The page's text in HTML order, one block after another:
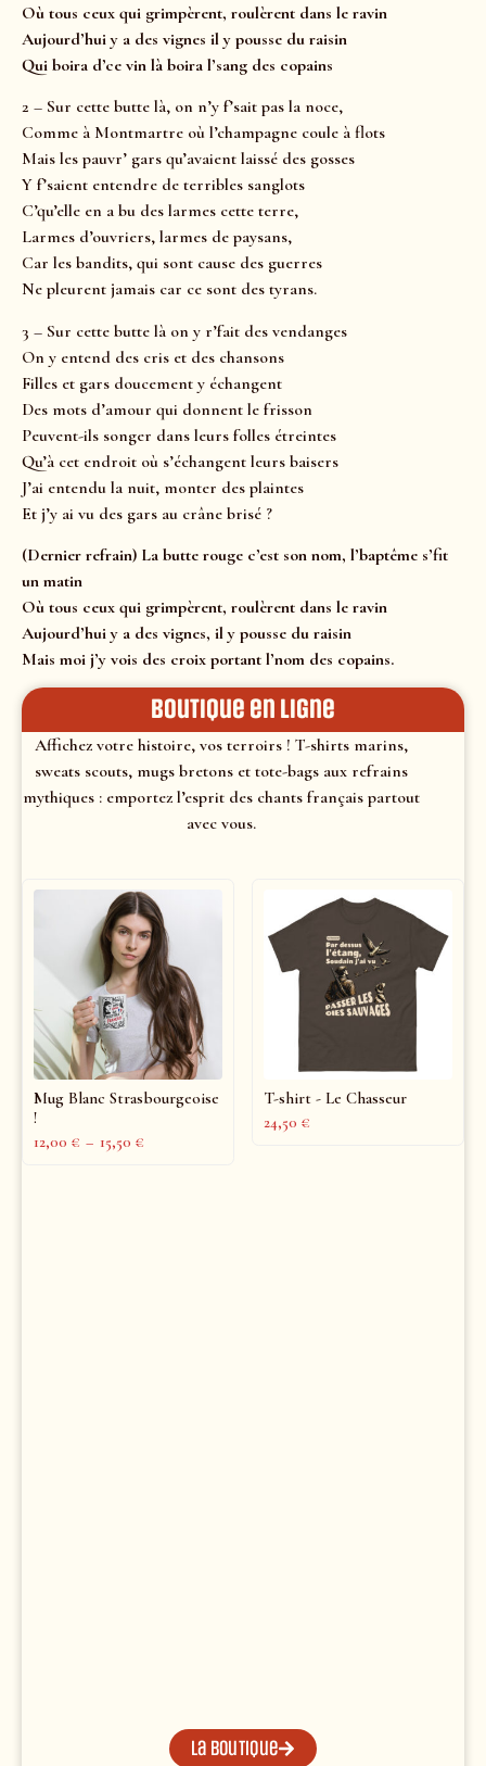
Où tous ceux qui grimpèrent, roulèrent dans le ravin
Aujourd’hui y a des vignes il y pousse du raisin
Qui boira d’ce vin là boira l’sang des copains
2 – Sur cette butte là, on n’y f’sait pas la noce,
Comme à Montmartre où l’champagne coule à flots
Mais les pauvr’ gars qu’avaient laissé des gosses
Y f’saient entendre de terribles sanglots
C’qu’elle en a bu des larmes cette terre,
Larmes d’ouvriers, larmes de paysans,
Car les bandits, qui sont cause des guerres
Ne pleurent jamais car ce sont des tyrans.
3 – Sur cette butte là on y r’fait des vendanges
On y entend des cris et des chansons
Filles et gars doucement y échangent
Des mots d’amour qui donnent le frisson
Peuvent-ils songer dans leurs folles étreintes
Qu’à cet endroit où s’échangent leurs baisers
J’ai entendu la nuit, monter des plaintes
Et j’y ai vu des gars au crâne brisé ?
(Dernier refrain) La butte rouge c’est son nom, l’baptême s’fit
un matin
Où tous ceux qui grimpèrent, roulèrent dans le ravin
Aujourd’hui y a des vignes, il y pousse du raisin
Mais moi j’y vois des croix portant l’nom des copains.
Boutique en ligne
Affichez votre histoire, vos terroirs ! T-shirts marins,
sweats scouts, mugs bretons et tote-bags aux refrains
mythiques : emportez l’esprit des chants français partout
avec vous.
Mug Blanc Strasbourgeoise
!
12,00 € – 15,50 €
T-shirt - Le Chasseur
24,50 €
La boutique